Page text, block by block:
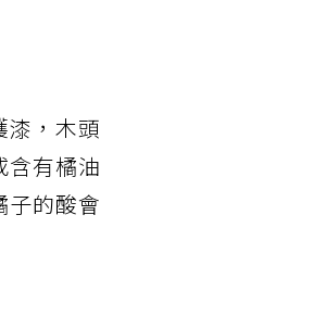
漆，木頭
含有橘油
的酸會